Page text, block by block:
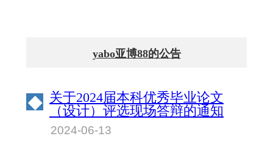
yabo亚博88的公告
◆ 关于2024届本科优秀毕业论文
（设计）评选现场答辩的通知
2024-06-13